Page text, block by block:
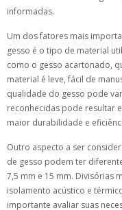
informadas.
Um dos fatores mais
gesso é o tipo de material
como o gesso acartonado,
material é leve, fácil de
qualidade do gesso pode
reconhecidas pode resultar
maior durabilidade e
Outro aspecto a ser
de gesso podem ter
7,5 mm e 15 mm. Divisórias
isolamento acústico e
importante avaliar suas